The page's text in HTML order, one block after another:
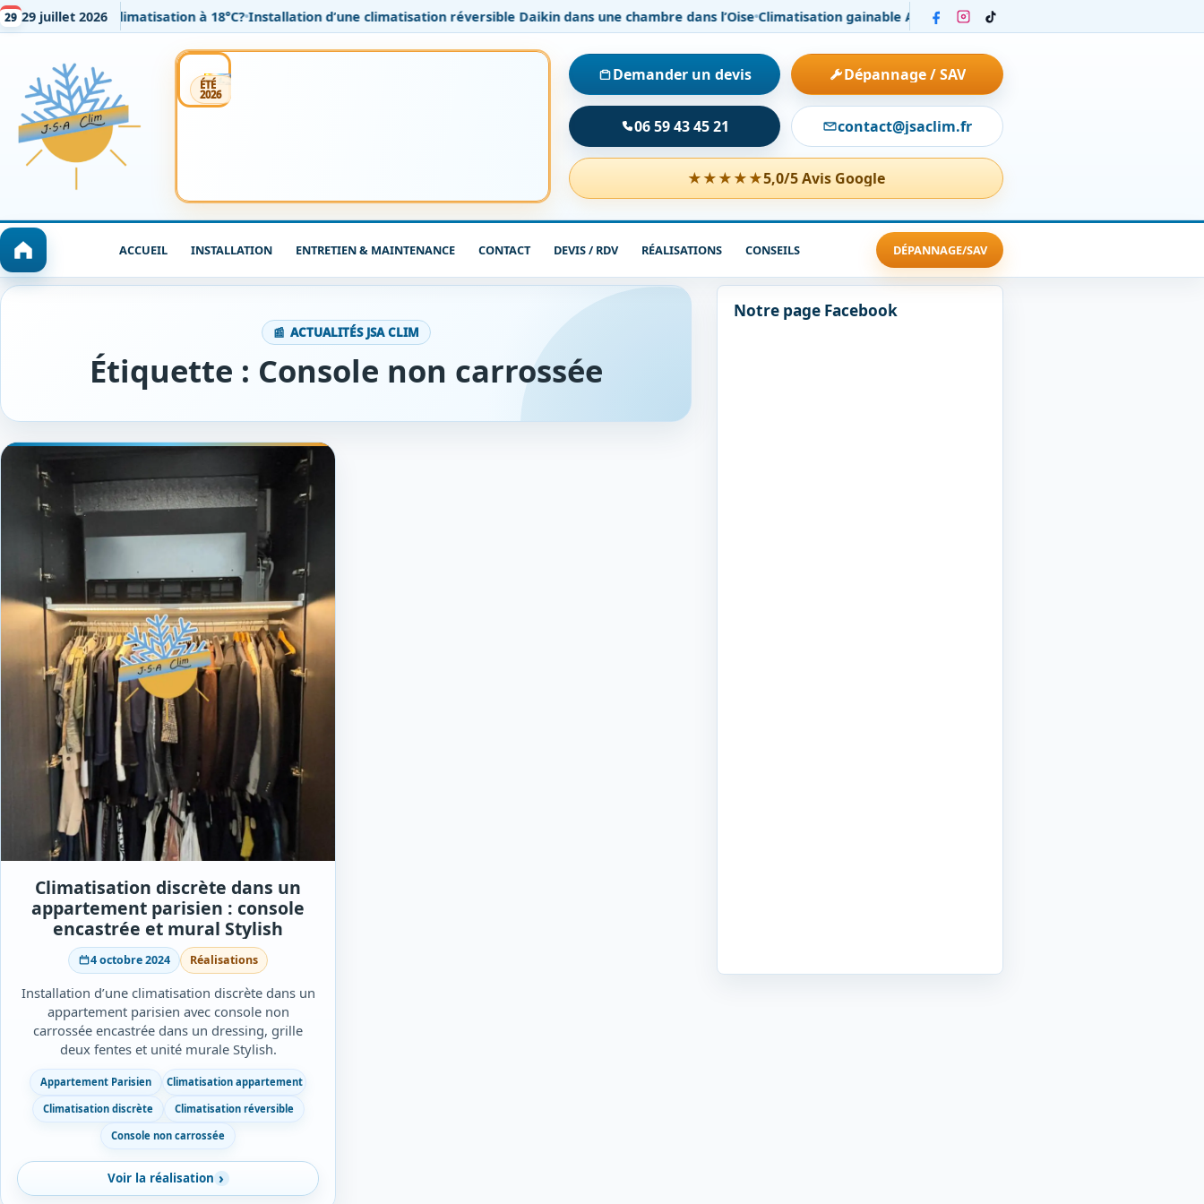
29 29 juillet 2026
régler sa climatisation à 18°C? Installation d’une climatisation réversible Daikin dans une chambre dans l’Oise Climatisation gainable Airzone chez un particulier : installation et confort
ÉTÉ
2026
Installation
Entretien
Dépannage / SAV
Demander un devis Dépannage / SAV
06 59 43 45 21 contact@jsaclim.fr
★★★★★5,0/5 Avis Google
ACCUEIL INSTALLATION ENTRETIEN & MAINTENANCE DÉPANNAGE/SAV
CONTACT DEVIS / RDV RÉALISATIONS CONSEILS
ACTUALITÉS JSA CLIM
Étiquette : Console non carrossée
Climatisation discrète dans un
appartement parisien : console
encastrée et mural Stylish
4 octobre 2024 Réalisations
Installation d’une climatisation discrète dans un
appartement parisien avec console non
carrossée encastrée dans un dressing, grille
deux fentes et unité murale Stylish.
Appartement Parisien
Climatisation appartement
Climatisation discrète
Climatisation réversible
Console non carrossée
Voir la réalisation
Notre page Facebook